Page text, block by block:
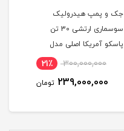
جک و پمپ هیدرولیک
سوسماری ارتشی 30 تن
پاسکو آمریکا اصلی مدل
300,000,000 21٪
239,000,000 تومان